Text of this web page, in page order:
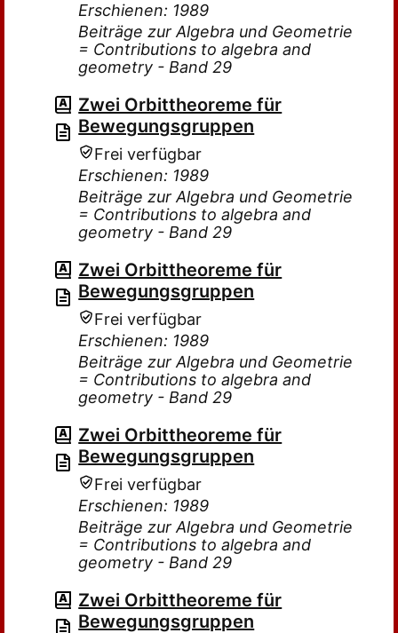
Erschienen: 1989
Beiträge zur Algebra und Geometrie
= Contributions to algebra and
geometry - Band 29
Zwei Orbittheoreme für
Bewegungsgruppen
Frei verfügbar
Erschienen: 1989
Beiträge zur Algebra und Geometrie
= Contributions to algebra and
geometry - Band 29
Zwei Orbittheoreme für
Bewegungsgruppen
Frei verfügbar
Erschienen: 1989
Beiträge zur Algebra und Geometrie
= Contributions to algebra and
geometry - Band 29
Zwei Orbittheoreme für
Bewegungsgruppen
Frei verfügbar
Erschienen: 1989
Beiträge zur Algebra und Geometrie
= Contributions to algebra and
geometry - Band 29
Zwei Orbittheoreme für
Bewegungsgruppen